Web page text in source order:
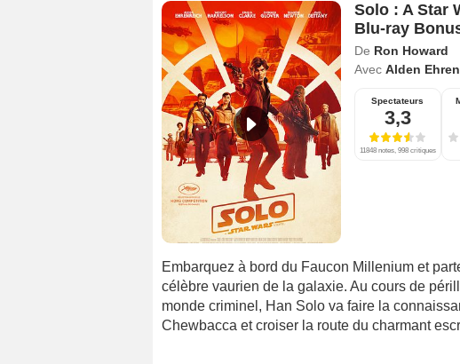
Solo : A Star
Blu-ray
De Ron Howard
Avec Alden
Spectateurs
3,3
11848 notes, 998 critiques
Embarquez à bord du Faucon Millenium et
célèbre vaurien de la galaxie. Au cours de
monde criminel, Han Solo va faire la
Chewbacca et croiser la route du charmant